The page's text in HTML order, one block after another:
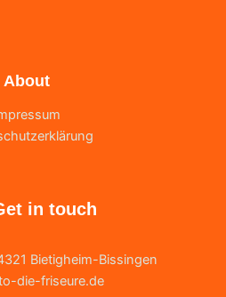
About
in touch
Bietigheim-Bissingen
die-friseure.de